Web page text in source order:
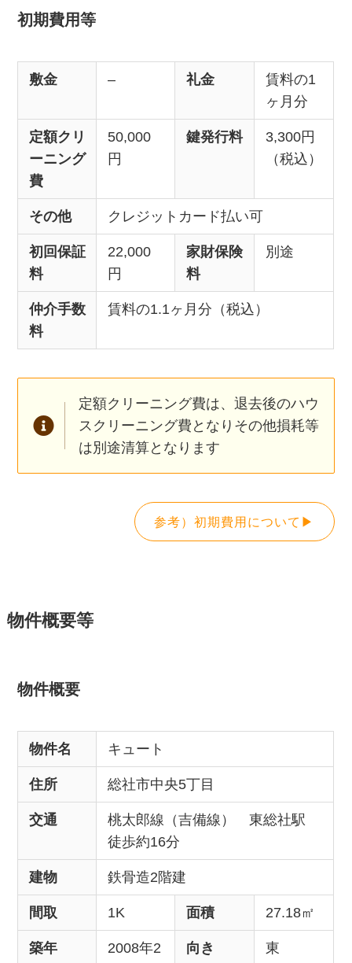
初期費用等
敷金 – 礼金
賃料の1
ヶ月分
定額クリ
ーニング
費
50,000
円
鍵発行料
3,300円
（税込）
その他 クレジットカード払い可
初回保証
料
22,000
円
家財保険
料
別途
仲介手数
料
賃料の1.1ヶ月分（税込）
定額クリーニング費は、退去後のハウ
スクリーニング費となりその他損耗等
は別途清算となります
参考）初期費用について▶
物件概要等
物件概要
物件名 キュート
住所 総社市中央5丁目
交通
桃太郎線（吉備線） 東総社駅
徒歩約16分
建物 鉄骨造2階建
間取 1K 面積 27.18㎡
築年
2008年2
向き 東